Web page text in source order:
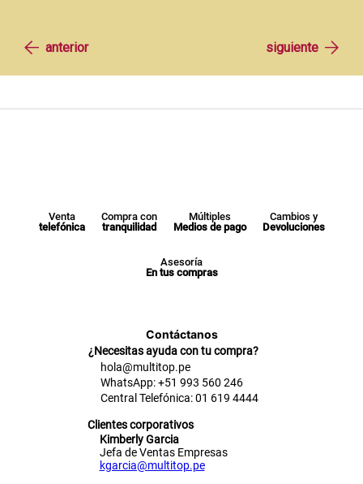
Venta
telefónica
Compra con
tranquilidad
Múltiples
Medios de pago
Cambios y
Devoluciones
Asesoría
En tus compras
Contáctanos
¿Necesitas ayuda con tu compra?
hola@multitop.pe
WhatsApp: +51 993 560 246
Central Telefónica: 01 619 4444
Clientes corporativos
Kimberly Garcia
Jefa de Ventas Empresas
kgarcia@multitop.pe